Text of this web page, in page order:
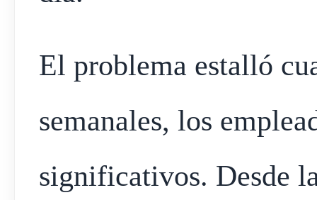
El problema estalló
semanales, los
significativos. Desde